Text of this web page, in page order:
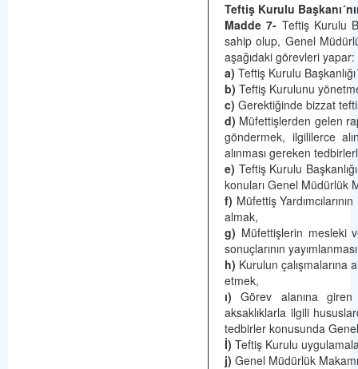
Teftiş Kurulu
Madde 7- Teftiş Kurulu
sahip olup, Genel
aşağıdaki görevleri yapar:
a) Teftiş Kurulu
b) Teftiş Kurulunu
c) Gerektiğinde bizzat
d) Müfettişlerden gelen
göndermek, ilgililerce
alınması gereken
e) Teftiş Kurulu
konuları Genel Müdürlük
f) Müfettiş
almak,
g) Müfettişlerin mesleki
sonuçlarının
h) Kurulun çalışmalarına
etmek,
ı)Görev alanına
aksaklıklarla ilgili
tedbirler konusunda
İ) Teftiş Kurulu
j) Genel Müdürlük